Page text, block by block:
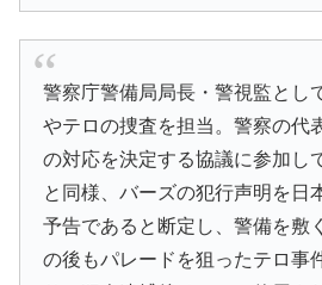
警察庁警備局局長・警視監とし
やテロの捜査を担当。警察の代
の対応を決定する協議に参加し
と同様、バーズの犯行声明を日
予告であると断定し、警備を敷
の後もパレードを狙ったテロ事